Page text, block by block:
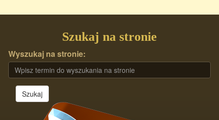
Szukaj na stronie
Wyszukaj na stronie:
Szukaj